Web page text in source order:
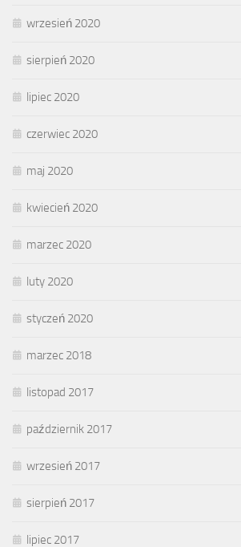
wrzesień 2020
sierpień 2020
lipiec 2020
czerwiec 2020
maj 2020
kwiecień 2020
marzec 2020
luty 2020
styczeń 2020
marzec 2018
listopad 2017
październik 2017
wrzesień 2017
sierpień 2017
lipiec 2017